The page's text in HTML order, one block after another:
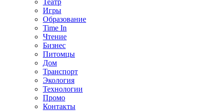
Театр
Игры
Образование
Time In
Чтение
Бизнес
Питомцы
Дом
Транспорт
Экология
Технологии
Промо
Контакты